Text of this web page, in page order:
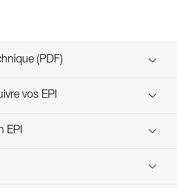
Télécharger la notice technique (PDF)
Notice
vos EPI
ePPEcentre
EPI
procedure-FR